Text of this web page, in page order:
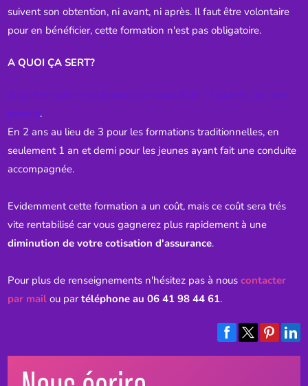
suivent son obtention, ni avant, ni après. Il faut être volontaire
pour en bénéficier, cette formation n'est pas obligatoire.
A QUOI ÇA SERT?
A accéder plus rapidement au capital de 12 points sur leur
permis.
En 2 ans au lieu de 3 pour les formations traditionnelles, en
seulement 1 an et demi pour les jeunes ayant fait une conduite
accompagnée.
Evidemment cette formation a un coût, mais ce coût sera trés
vite rentabilisé car vous gagnerez plus rapidement à une
diminution de votre cotisation d'assurance.
Pour plus de renseignements n'hésitez pas à nouscontacter
par mail ou par téléphone au 06 41 98 44 61.